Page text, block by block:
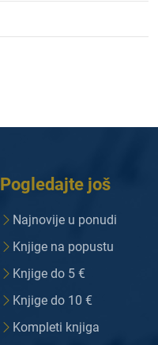
Pogledajte još
Najnovije u ponudi
Knjige na popustu
Knjige do 5 €
Knjige do 10 €
Kompleti knjiga